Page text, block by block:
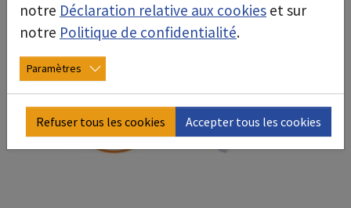
notre Déclaration relative aux cookies et sur
notre Politique de confidentialité.
Paramètres
Refuser tous les cookies Accepter tous les cookies